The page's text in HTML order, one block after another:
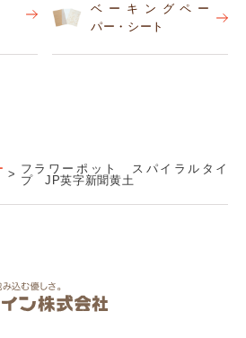
ベーキングペー
パー・シート
フラワーポット スパイラルタイ
プ JP英字新聞黄土